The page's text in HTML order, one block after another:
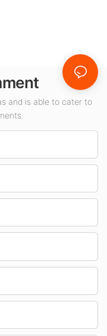
and is able to cater to